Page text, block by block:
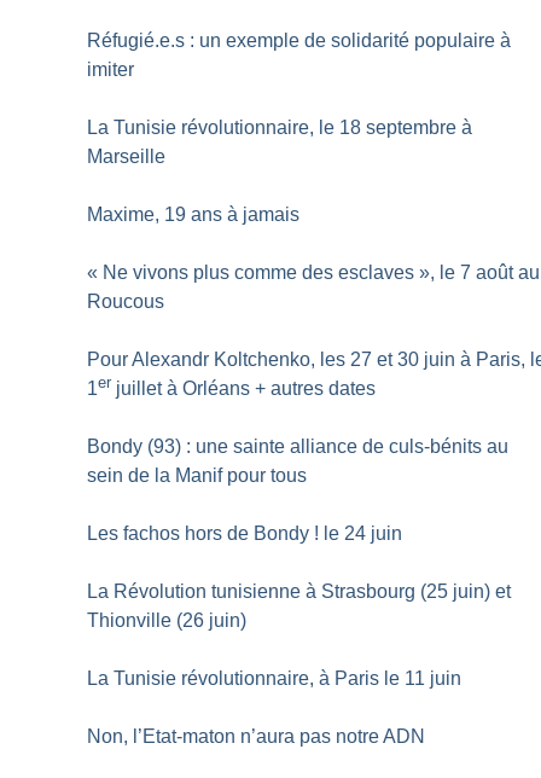
Réfugié.e.s : un exemple de solidarité populaire à
imiter
La Tunisie révolutionnaire, le 18 septembre à
Marseille
Maxime, 19 ans à jamais
« Ne vivons plus comme des esclaves », le 7 août au
Roucous
Pour Alexandr Koltchenko, les 27 et 30 juin à Paris,
1er juillet à Orléans + autres dates
Bondy (93) : une sainte alliance de culs-bénits au
sein de la Manif pour tous
Les fachos hors de Bondy ! le 24 juin
La Révolution tunisienne à Strasbourg (25 juin) et
Thionville (26 juin)
La Tunisie révolutionnaire, à Paris le 11 juin
Non, l’Etat-maton n’aura pas notre ADN